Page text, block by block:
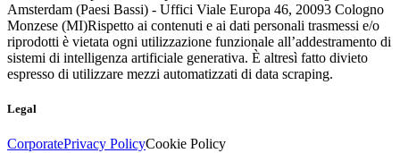
Amsterdam (Paesi Bassi) - Uffici Viale Europa 46, 20093 Cologno
Monzese (MI)Rispetto ai contenuti e ai dati personali trasmessi e/o
riprodotti è vietata ogni utilizzazione funzionale all’addestramento di
sistemi di intelligenza artificiale generativa. È altresì fatto divieto
espresso di utilizzare mezzi automatizzati di data scraping.
Legal
CorporatePrivacy PolicyCookie Policy